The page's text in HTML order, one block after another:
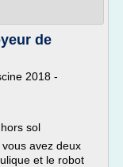
de
2018 -
sol
avez deux
et le robot